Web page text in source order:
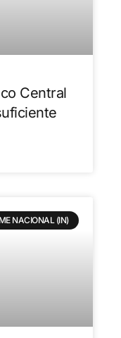
Central
NACIONAL (IN)